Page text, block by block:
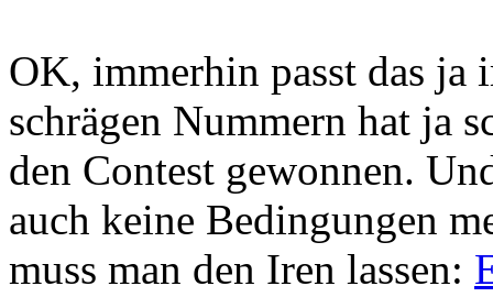
OK, immerhin passt das
schrägen Nummern hat ja
den Contest gewonnen.
auch keine Bedingungen
muss man den Iren lassen: